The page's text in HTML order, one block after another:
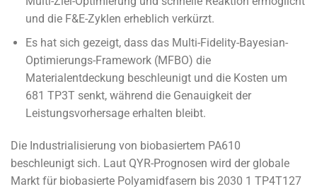
und die F&E-Zyklen erheblich verkürzt.
Es hat sich gezeigt, dass das Multi-Fidelity-Bayesian-
Optimierungs-Framework (MFBO) die
Materialentdeckung beschleunigt und die Kosten um
681 TP3T senkt, während die Genauigkeit der
Leistungsvorhersage erhalten bleibt.
Die Industrialisierung von biobasiertem PA610
beschleunigt sich. Laut QYR-Prognosen wird der globale
Markt für biobasierte Polyamidfasern bis 2030 1 TP4T127